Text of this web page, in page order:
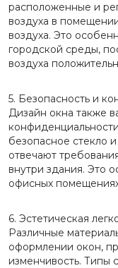
расположенные и
воздуха в
воздуха. Это
городской среды,
воздуха
5. Безопасность и
Дизайн окна также
безопасное стекло
отвечают
внутри здания. Это
офисных
6. Эстетическая
Различные
оформлении окон,
изменчивость. Типы